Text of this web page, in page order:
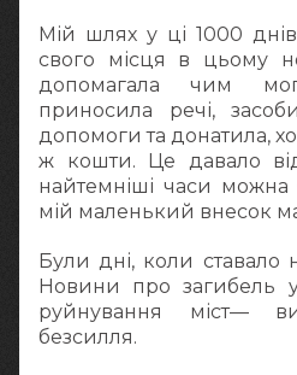
Мій шлях у ці 1000
свого місця в цьому
допомагала чим
приносила речі,
допомоги та донатила,
ж кошти. Це давало
найтемніші часи
мій маленький внесок
Були дні, коли ставало
Новини про загибель
руйнування міст—
безсилля.